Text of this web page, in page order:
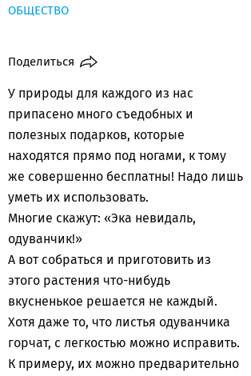
ОБЩЕСТВО
Поделиться
У природы для каждого из нас
припасено много съедобных и
полезных подарков, которые
находятся прямо под ногами, к тому
же совершенно бесплатны! Надо лишь
уметь их использовать.
Многие скажут: «Эка невидаль,
одуванчик!»
А вот собраться и приготовить из
этого растения что-нибудь
вкусненькое решается не каждый.
Хотя даже то, что листья одуванчика
горчат, с легкостью можно исправить.
К примеру, их можно предварительно